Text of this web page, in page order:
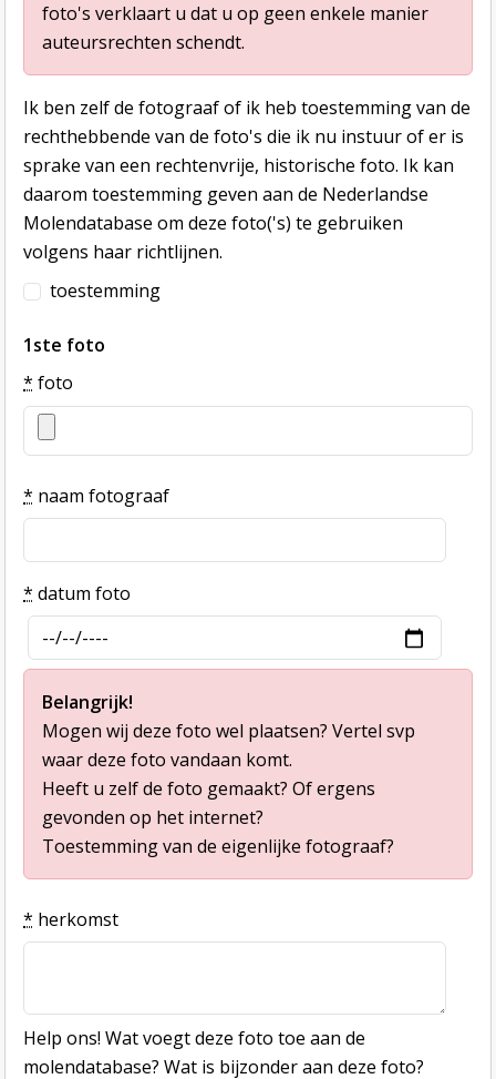
foto's verklaart u dat u op geen enkele manier
auteursrechten schendt.
Ik ben zelf de fotograaf of ik heb toestemming van de
rechthebbende van de foto's die ik nu instuur of er is
sprake van een rechtenvrije, historische foto. Ik kan
daarom toestemming geven aan de Nederlandse
Molendatabase om deze foto('s) te gebruiken
volgens haar richtlijnen.
toestemming
1ste foto
* foto
* naam fotograaf
* datum foto
Belangrijk!
Mogen wij deze foto wel plaatsen? Vertel svp
waar deze foto vandaan komt.
Heeft u zelf de foto gemaakt? Of ergens
gevonden op het internet?
Toestemming van de eigenlijke fotograaf?
* herkomst
Help ons! Wat voegt deze foto toe aan de
molendatabase? Wat is bijzonder aan deze foto?